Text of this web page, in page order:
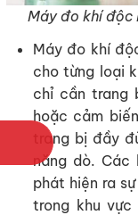
Máy đo khí độc
Máy đo khí
cho từng loại
chỉ cần trang
hoặc cảm
trang bị đầy
năng dò.
phát hiện ra
trong khu